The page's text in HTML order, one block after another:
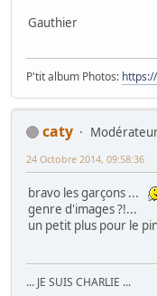
Gauthier
P'tit album Photos:
caty
24 Octobre 2014, 09:58:36
bravo les garçons ...
genre d'images ?!...
un petit plus pour le
... JE SUIS CHARLIE ...